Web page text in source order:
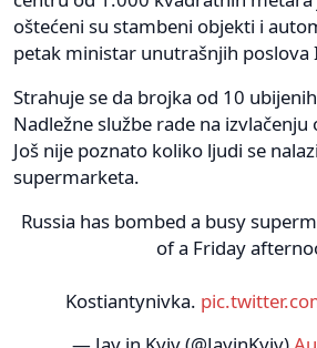
oštećeni su stambeni objekti i
petak ministar unutrašnjih poslova
Strahuje se da brojka od 10
Nadležne službe rade na izvlačenju
Još nije poznato koliko ljudi se
supermarketa.
Russia has bombed a busy
of a Friday
Kostiantynivka.